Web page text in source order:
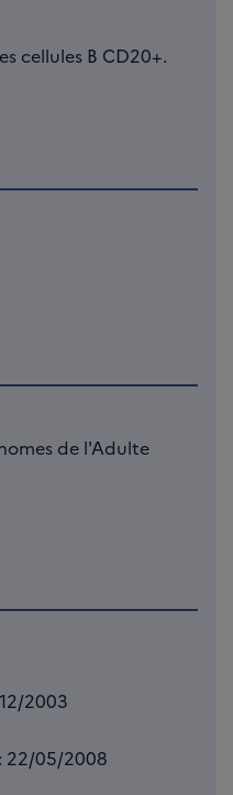
cellules B CD20+.
de l'Adulte
2003
22/05/2008